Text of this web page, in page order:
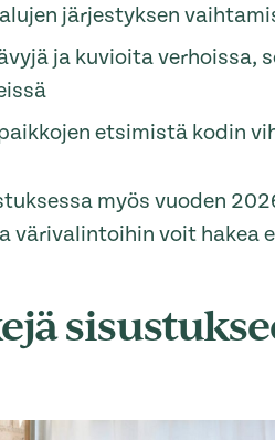
järjestyksen
ja kuvioita verhoissa,
etsimistä kodin
myös vuoden
värivalintoihin voit hakea